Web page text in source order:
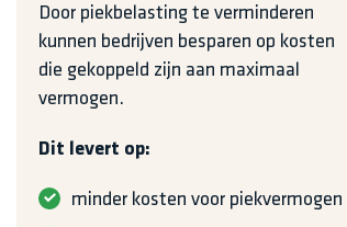
Door piekbelasting te verminderen
kunnen bedrijven besparen op kosten
die gekoppeld zijn aan maximaal
vermogen.
Dit levert op:
minder kosten voor piekvermogen